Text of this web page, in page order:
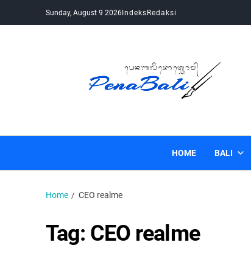
Sunday, August 9 2026IndeksRedaksi
HOME BALI
Home CEO realme
Tag: CEO realme